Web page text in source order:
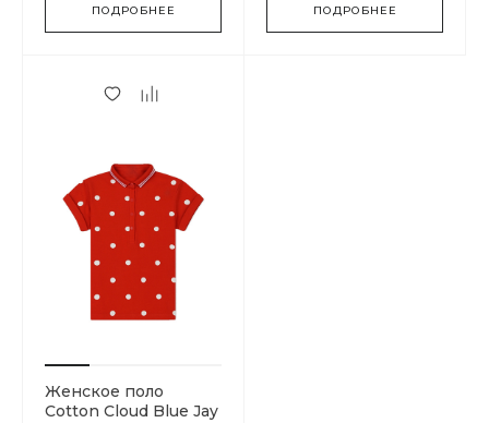
ПОДРОБНЕЕ ПОДРОБНЕЕ
Женское поло
Cotton Cloud Blue Jay